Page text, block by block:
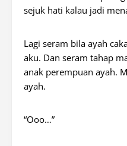
sejuk hati kalau jadi
Lagi seram bila ayah
aku. Dan seram tahap
anak perempuan ayah.
ayah.
“Ooo…”